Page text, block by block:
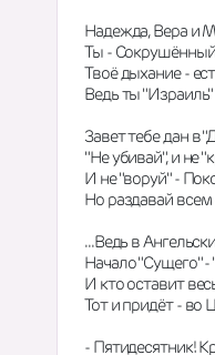
Надежда, Вера и
Ты -
Твоё дыхание -
Ведь ты
Завет тебе дан в
"Не убивай", и не
И не "воруй" -
Но раздавай
...Ведь в
Начало "Сущего" -
И кто оставит
Тот и придёт - во
- Пятидесятник!